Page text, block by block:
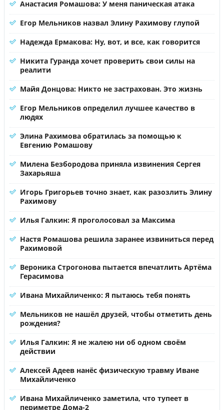
Анастасия Ромашова: У меня паническая атака
Егор Мельников назвал Элину Рахимову глупой
Надежда Ермакова: Ну, вот, и все, как говорится
Никита Гуранда хочет проверить свои силы на
реалити
Майя Донцова: Никто не застрахован. Это жизнь
Егор Мельников определил лучшее качество в
людях
Элина Рахимова обратилась за помощью к
Евгению Ромашову
Милена Безбородова приняла извинения Сергея
Захарьяша
Игорь Григорьев точно знает, как разозлить Элину
Рахимову
Илья Галкин: Я проголосовал за Максима
Настя Ромашова решила заранее извиниться перед
Рахимовой
Вероника Строгонова пытается впечатлить Артёма
Герасимова
Ивана Михайличенко: Я пытаюсь тебя понять
Мельников не нашёл друзей, чтобы отметить день
рождения?
Илья Галкин: Я не жалею ни об одном своём
действии
Алексей Адеев нанёс физическую травму Иване
Михайличенко
Ивана Михайличенко заметила, что тупеет в
периметре Дома-2